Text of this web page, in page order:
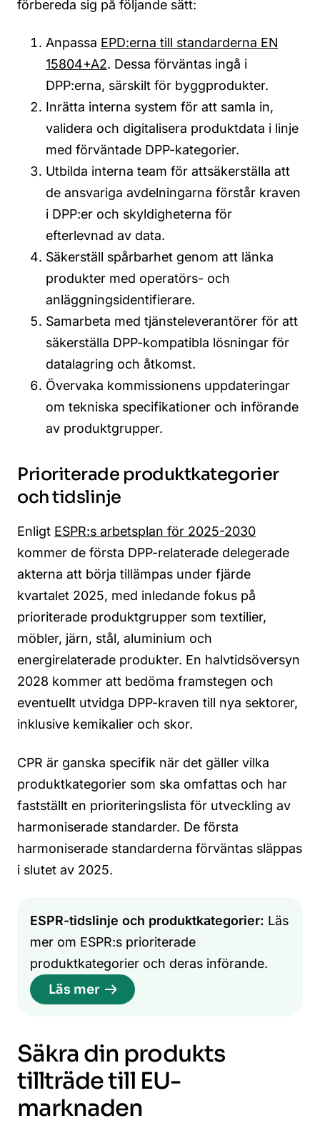
förbereda sig på följande sätt:
Anpassa EPD:erna till standarderna EN
15804+A2. Dessa förväntas ingå i
DPP:erna, särskilt för byggprodukter.
Inrätta interna system för att samla in,
validera och digitalisera produktdata i linje
med förväntade DPP-kategorier.
Utbilda interna team för attsäkerställa att
de ansvariga avdelningarna förstår kraven
i DPP:er och skyldigheterna för
efterlevnad av data.
Säkerställ spårbarhet genom att länka
produkter med operatörs- och
anläggningsidentifierare.
Samarbeta med tjänsteleverantörer för att
säkerställa DPP-kompatibla lösningar för
datalagring och åtkomst.
Övervaka kommissionens uppdateringar
om tekniska specifikationer och införande
av produktgrupper.
Prioriterade produktkategorier
och tidslinje
Enligt ESPR:s arbetsplan för 2025-2030
kommer de första DPP-relaterade delegerade
akterna att börja tillämpas under fjärde
kvartalet 2025, med inledande fokus på
prioriterade produktgrupper som textilier,
möbler, järn, stål, aluminium och
energirelaterade produkter. En halvtidsöversyn
2028 kommer att bedöma framstegen och
eventuellt utvidga DPP-kraven till nya sektorer,
inklusive kemikalier och skor.
CPR är ganska specifik när det gäller vilka
produktkategorier som ska omfattas och har
fastställt en prioriteringslista för utveckling av
harmoniserade standarder. De första
harmoniserade standarderna förväntas släppas
i slutet av 2025.
ESPR-tidslinje och produktkategorier: Läs
mer om ESPR:s prioriterade
produktkategorier och deras införande.
Läs mer
Säkra din produkts
tillträde till EU-
marknaden